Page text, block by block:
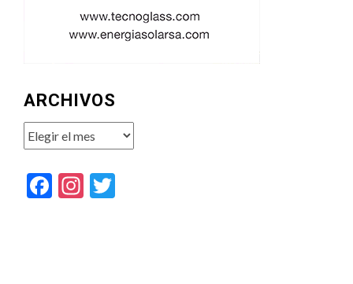
ARCHIVOS
Archivos
Facebook
Instagram